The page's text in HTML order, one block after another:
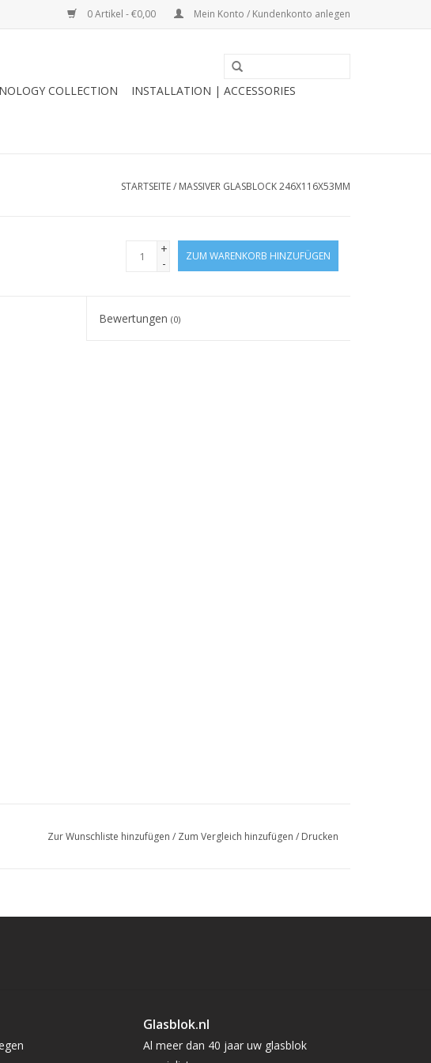
0 Artikel - €0,00 Mein Konto / Kundenkonto anlegen
COLLECTION
INSTALLATION | ACCESSORIES
STARTSEITE/ MASSIVER GLASBLOCK 246X116X53MM
+
-
ZUM WARENKORB HINZUFÜGEN
Bewertungen(0)
Zur Wunschliste hinzufügen / Zum Vergleich hinzufügen / Drucken
Glasblok.nl
Al meer dan 40 jaar uw glasblok